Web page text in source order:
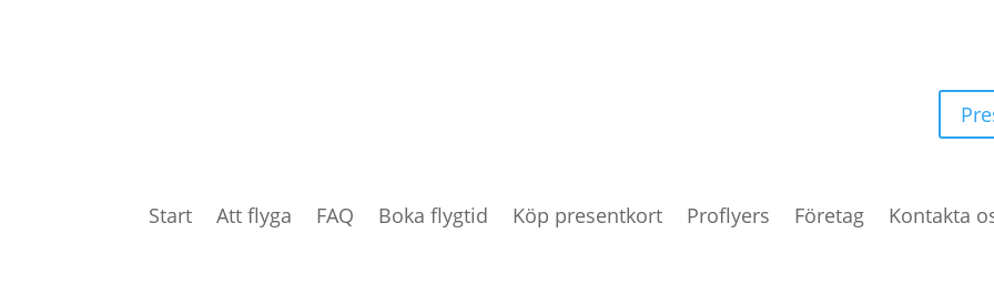
Start Att flyga FAQ Boka flygtid Köp presentkort Proflyers Företag Kontakta